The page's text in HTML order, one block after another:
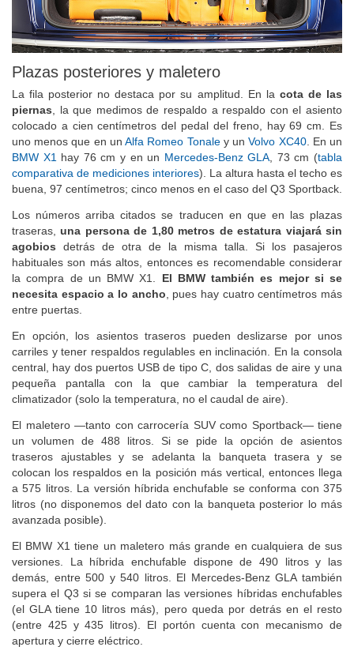
Plazas posteriores y maletero
La fila posterior no destaca por su amplitud. En la cota de las
piernas , la que medimos de respaldo a respaldo con el asiento
colocado a cien centímetros del pedal del freno, hay 69 cm. Es
uno menos que en unAlfa Romeo Tonaley unVolvo XC40. En un
BMW X1 hay 76 cm y en un Mercedes-Benz GLA , 73 cm (tabla
comparativa de mediciones interiores). La altura hasta el techo es
buena, 97 centímetros; cinco menos en el caso del Q3 Sportback.
Los números arriba citados se traducen en que en las plazas
traseras,una persona de 1,80 metros de estatura viajará sin
agobios detrás de otra de la misma talla. Si los pasajeros
habituales son más altos, entonces es recomendable considerar
la compra de un BMW X1. El BMW también es mejor si se
necesita espacio a lo ancho , pues hay cuatro centímetros más
entre puertas.
En opción, los asientos traseros pueden deslizarse por unos
carriles y tener respaldos regulables en inclinación. En la consola
central, hay dos puertos USB de tipo C, dos salidas de aire y una
pequeña pantalla con la que cambiar la temperatura del
climatizador (solo la temperatura, no el caudal de aire).
El maletero —tanto con carrocería SUV como Sportback— tiene
un volumen de 488 litros. Si se pide la opción de asientos
traseros ajustables y se adelanta la banqueta trasera y se
colocan los respaldos en la posición más vertical, entonces llega
a 575 litros. La versión híbrida enchufable se conforma con 375
litros (no disponemos del dato con la banqueta posterior lo más
avanzada posible).
El BMW X1 tiene un maletero más grande en cualquiera de sus
versiones. La híbrida enchufable dispone de 490 litros y las
demás, entre 500 y 540 litros. El Mercedes-Benz GLA también
supera el Q3 si se comparan las versiones híbridas enchufables
(el GLA tiene 10 litros más), pero queda por detrás en el resto
(entre 425 y 435 litros). El portón cuenta con mecanismo de
apertura y cierre eléctrico.